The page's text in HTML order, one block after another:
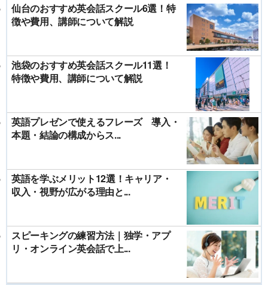
仙台のおすすめ英会話スクール6選！特
徴や費用、講師について解説
池袋のおすすめ英会話スクール11選！
特徴や費用、講師について解説
英語プレゼンで使えるフレーズ 導入・
本題・結論の構成からス...
英語を学ぶメリット12選！キャリア・
収入・視野が広がる理由と...
スピーキングの練習方法｜独学・アプ
リ・オンライン英会話で上...